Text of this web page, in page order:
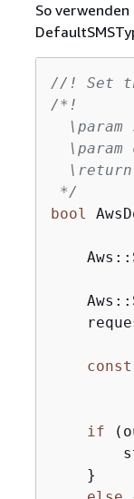
So verwenden
//! Set
/*!
\param
\param
*/
bool
    Aws::
const
if
    }